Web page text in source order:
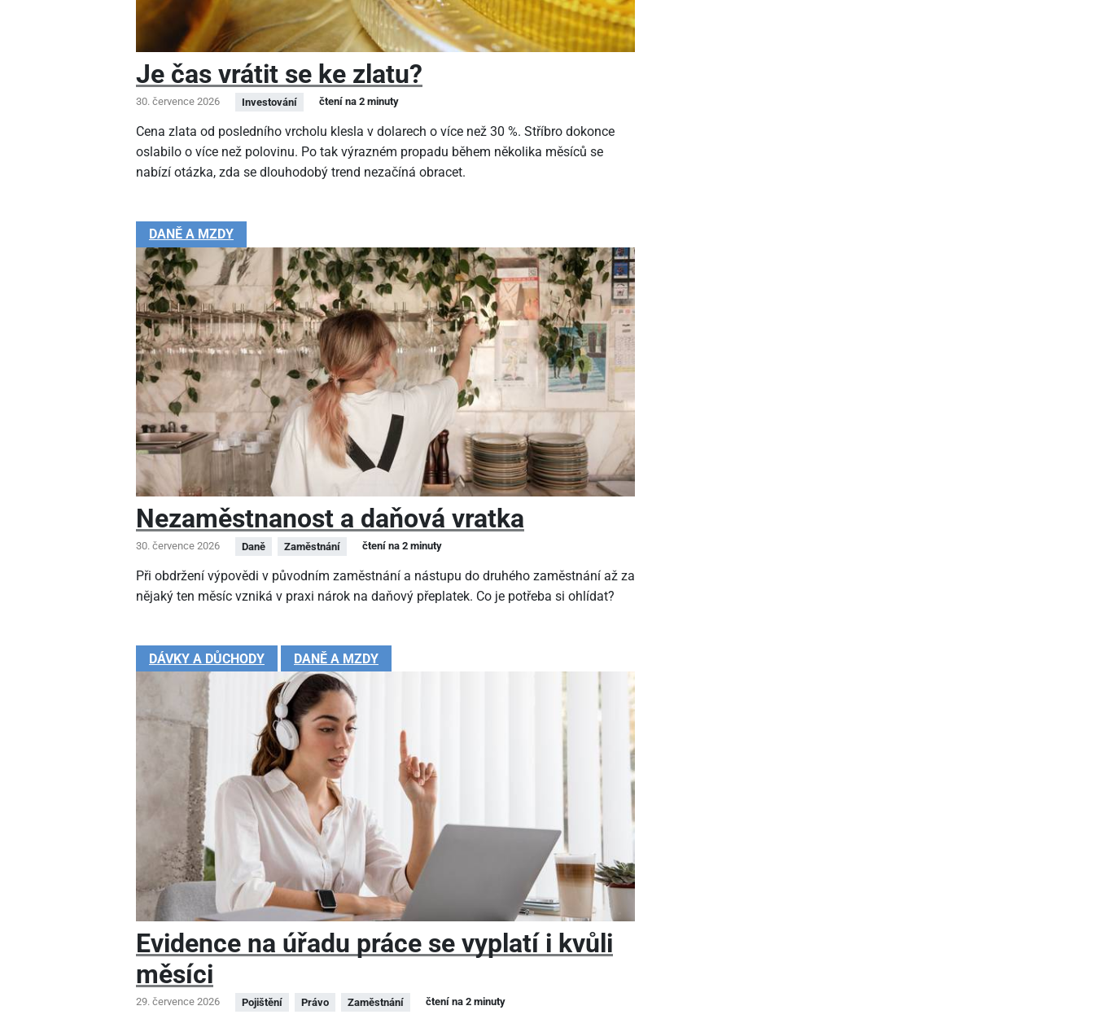
Je čas vrátit se ke zlatu?
30. července 2026 Investování čtení na 2 minuty
Cena zlata od posledního vrcholu klesla v dolarech o více než 30 %. Stříbro dokonce
oslabilo o více než polovinu. Po tak výrazném propadu během několika měsíců se
nabízí otázka, zda se dlouhodobý trend nezačíná obracet.
DANĚ A MZDY
Nezaměstnanost a daňová vratka
30. července 2026 Daně Zaměstnání čtení na 2 minuty
Při obdržení výpovědi v původním zaměstnání a nástupu do druhého zaměstnání až za
nějaký ten měsíc vzniká v praxi nárok na daňový přeplatek. Co je potřeba si ohlídat?
DÁVKY A DŮCHODY DANĚ A MZDY
Evidence na úřadu práce se vyplatí i kvůli
měsíci
29. července 2026 Pojištění Právo Zaměstnání čtení na 2 minuty